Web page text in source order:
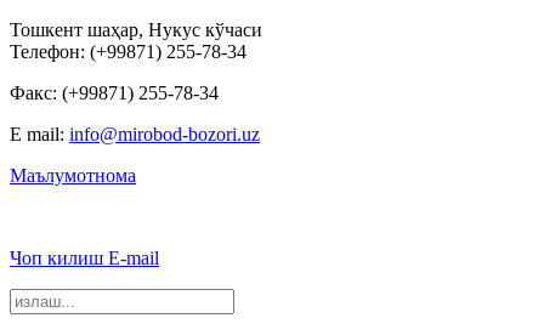
Тошкент шаҳар, Нукус кўчаси
Телефон: (+99871) 255-78-34
Факс: (+99871) 255-78-34
E mail: info@mirobod-bozori.uz
Маълумотнома
Чоп килиш E-mail